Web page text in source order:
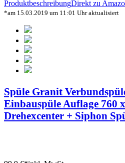
ProduktbeschreibungDirekt zu
*am 15.03.2019 um 11:01 Uhr aktualisiert
Spüle Granit
Einbauspüle Auflage 760
Drehexcenter + Siphon